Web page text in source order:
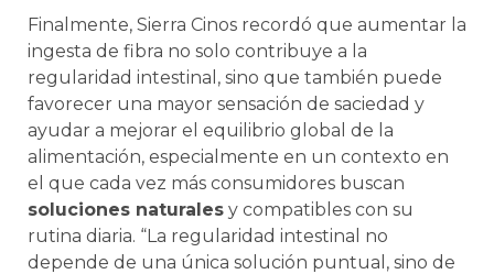
Finalmente, Sierra Cinos recordó que aumentar la
ingesta de fibra no solo contribuye a la
regularidad intestinal, sino que también puede
favorecer una mayor sensación de saciedad y
ayudar a mejorar el equilibrio global de la
alimentación, especialmente en un contexto en
el que cada vez más consumidores buscan
soluciones naturales y compatibles con su
rutina diaria. “La regularidad intestinal no
depende de una única solución puntual, sino de